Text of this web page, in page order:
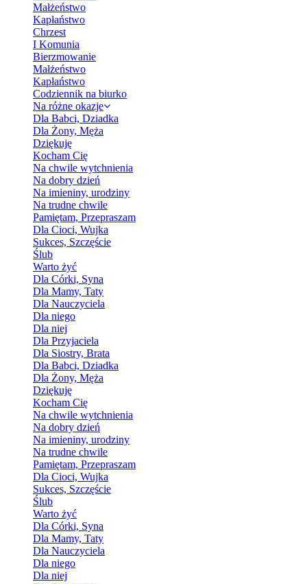
Małżeństwo
Kapłaństwo
Chrzest
I Komunia
Bierzmowanie
Małżeństwo
Kapłaństwo
Codziennik na biurko
Na różne okazje
Dla Babci, Dziadka
Dla Żony, Męża
Dziękuję
Kocham Cię
Na chwile wytchnienia
Na dobry dzień
Na imieniny, urodziny
Na trudne chwile
Pamiętam, Przepraszam
Dla Cioci, Wujka
Sukces, Szczęście
Ślub
Warto żyć
Dla Córki, Syna
Dla Mamy, Taty
Dla Nauczyciela
Dla niego
Dla niej
Dla Przyjaciela
Dla Siostry, Brata
Dla Babci, Dziadka
Dla Żony, Męża
Dziękuję
Kocham Cię
Na chwile wytchnienia
Na dobry dzień
Na imieniny, urodziny
Na trudne chwile
Pamiętam, Przepraszam
Dla Cioci, Wujka
Sukces, Szczęście
Ślub
Warto żyć
Dla Córki, Syna
Dla Mamy, Taty
Dla Nauczyciela
Dla niego
Dla niej